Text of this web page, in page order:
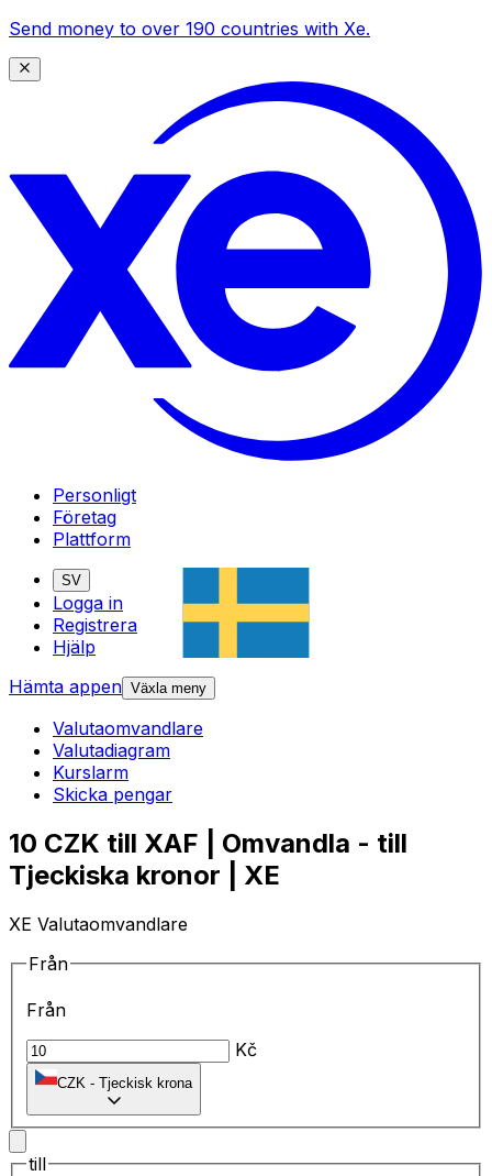
Send money to over 190 countries with Xe.
Personligt
Företag
Plattform
SV
Logga in
Registrera
Hjälp
Hämta appen Växla meny
Valutaomvandlare
Valutadiagram
Kurslarm
Skicka pengar
10 CZK till XAF | Omvandla - till
Tjeckiska kronor | XE
XE Valutaomvandlare
Från
Från
Kč
CZK - Tjeckisk krona
till